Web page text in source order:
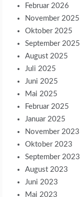
Februar 2026
November 2025
Oktober 2025
September 2025
August 2025
Juli 2025
Juni 2025
Mai 2025
Februar 2025
Januar 2025
November 2023
Oktober 2023
September 2023
August 2023
Juni 2023
Mai 2023